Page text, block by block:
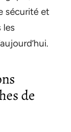
sécurité et
les
de